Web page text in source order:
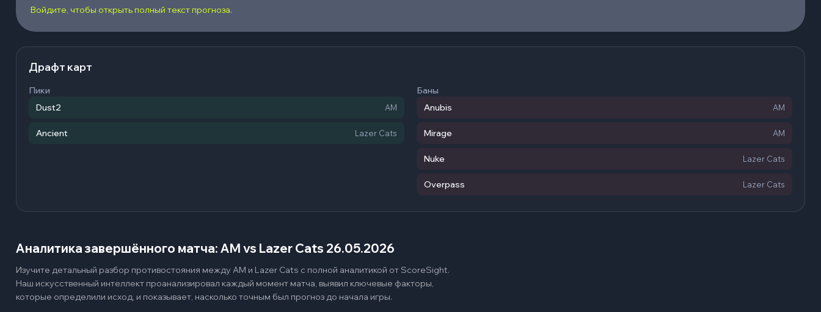
Войдите, чтобы открыть полный текст прогноза.
Драфт карт
Пики
Dust2
AM
Ancient Lazer Cats
Баны
Anubis
AM
Mirage AM
Nuke Lazer Cats
Overpass Lazer Cats
Аналитика завершённого матча: AM vs Lazer Cats 26.05.2026
Изучите детальный разбор противостояния между AM и Lazer Cats с полной аналитикой от ScoreSight.
Наш искусственный интеллект проанализировал каждый момент матча, выявил ключевые факторы,
которые определили исход, и показывает, насколько точным был прогноз до начала игры.